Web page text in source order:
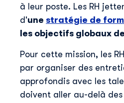
à leur poste. Les RH
d'une stratégie de
les objectifs globaux
Pour cette mission, les
par organiser des
approfondis avec les
doivent aller au-delà